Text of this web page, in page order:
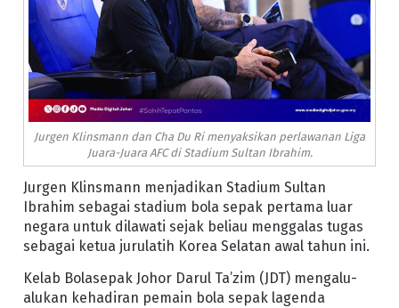
Jurgen Klinsmann dan Cha Du Ri menyaksikan perlawanan Liga
Juara-Juara AFC di Stadium Sultan Ibrahim.
Jurgen Klinsmann menjadikan Stadium Sultan
Ibrahim sebagai stadium bola sepak pertama luar
negara untuk dilawati sejak beliau menggalas tugas
sebagai ketua jurulatih Korea Selatan awal tahun ini.
Kelab Bolasepak Johor Darul Ta’zim (JDT) mengalu-
alukan kehadiran pemain bola sepak lagenda